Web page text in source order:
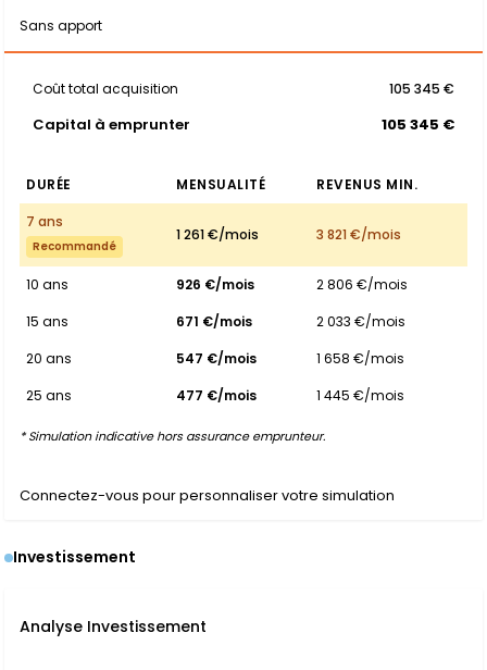
Sans apport
Coût total acquisition 105 345 €
Capital à emprunter 105 345 €
DURÉE MENSUALITÉ
REVENUS MIN.
7 ans
Recommandé
1 261 €/mois 3 821 €/mois
10 ans 926 €/mois
2 806 €/mois
15 ans
671 €/mois
2 033 €/mois
20 ans
547 €/mois
1 658 €/mois
25 ans
477 €/mois 1 445 €/mois
* Simulation indicative hors assurance emprunteur.
Connectez-vous pour personnaliser votre simulation
Investissement
Analyse Investissement